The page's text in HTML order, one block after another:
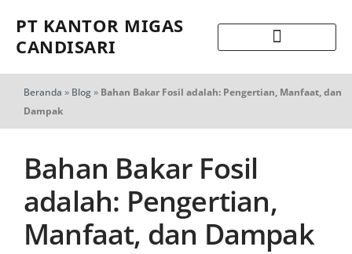
PT KANTOR MIGAS
CANDISARI
Beranda » Blog» Bahan Bakar Fosil adalah: Pengertian, Manfaat, dan
Dampak
Bahan Bakar Fosil
adalah: Pengertian,
Manfaat, dan Dampak